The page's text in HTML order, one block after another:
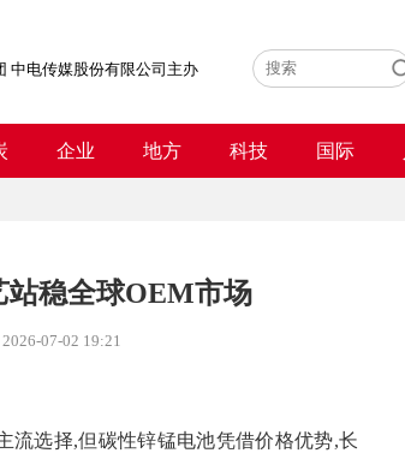
中电传媒股份有限公司主办
企业 地方 科技 国际
站稳全球OEM市场
2026-07-02 19:21
选择,但碳性锌锰电池凭借价格优势,长